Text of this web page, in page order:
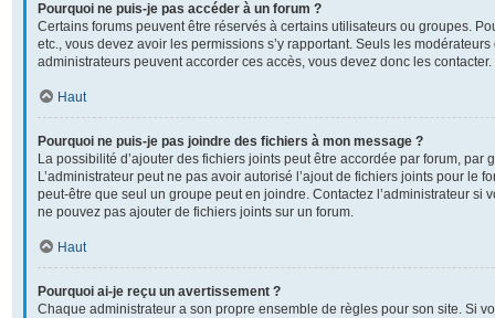
Pourquoi ne puis-je pas accéder à un forum ?
Certains forums peuvent être réservés à certains utilisateurs ou groupes.
etc., vous devez avoir les permissions s’y rapportant. Seuls les
administrateurs peuvent accorder ces accès, vous devez donc les contacter.
Haut
Pourquoi ne puis-je pas joindre des fichiers à mon message ?
La possibilité d’ajouter des fichiers joints peut être accordée par forum, par
L’administrateur peut ne pas avoir autorisé l’ajout de fichiers joints pour le
peut-être que seul un groupe peut en joindre. Contactez l’administrateur si
ne pouvez pas ajouter de fichiers joints sur un forum.
Haut
Pourquoi ai-je reçu un avertissement ?
Chaque administrateur a son propre ensemble de règles pour son site. Si